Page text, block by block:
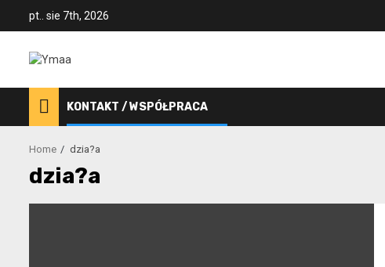
pt.. sie 7th, 2026
KONTAKT / WSPÓŁPRACA
Home dzia?a
dzia?a